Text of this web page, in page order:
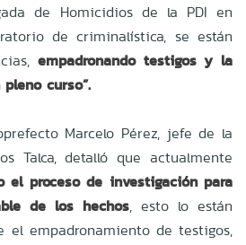
de Homicidios de la PDI en
de criminalística, se están
empadronando testigos y la
curso”.
Marcelo Pérez, jefe de la
Talca, detalló que actualmente
el proceso de investigación para
de los hechos, esto lo están
el empadronamiento de testigos,